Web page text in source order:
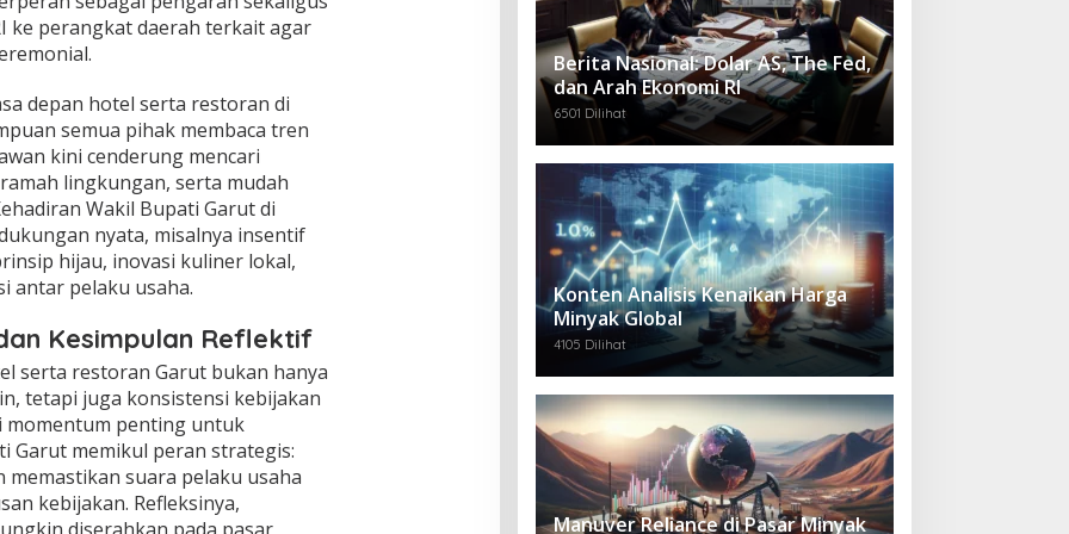
ke perangkat daerah terkait agar
depan hotel serta restoran di
semua pihak membaca tren
kini cenderung mencari
lingkungan, serta mudah
Wakil Bupati Garut di
nyata, misalnya insentif
hijau, inovasi kuliner lokal,
antar pelaku usaha.
Kesimpulan Reflektif
serta restoran Garut bukan hanya
tetapi juga konsistensi kebijakan
momentum penting untuk
Garut memikul peran strategis:
suara pelaku usaha
kebijakan. Refleksinya,
Berita Nasional: Dolar AS, The Fed,
dan Arah Ekonomi RI
6501 Dilihat
Konten Analisis Kenaikan Harga
Minyak Global
4105 Dilihat
Manuver Reliance di Pasar Minyak